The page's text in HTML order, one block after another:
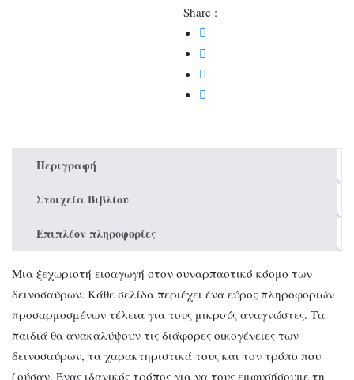
Share :
Περιγραφή
Στοιχεία Βιβλίου
Επιπλέον πληροφορίες
Μια ξεχωριστή εισαγωγή στον συναρπαστικό κόσμο των
δεινοσαύρων. Κάθε σελίδα περιέχει ένα εύρος πληροφοριών
προσαρμοσμένων τέλεια για τους μικρούς αναγνώστες. Τα
παιδιά θα ανακαλύψουν τις διάφορες οικογένειες των
δεινοσαύρων, τα χαρακτηριστικά τους και τον τρόπο που
ζούσαν. Ένας ιδανικός τρόπος για να τους εμφυσήσουμε τη